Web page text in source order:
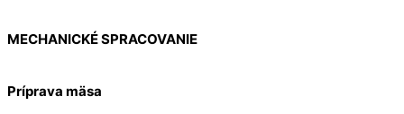
MECHANICKÉ SPRACOVANIE
Príprava mäsa